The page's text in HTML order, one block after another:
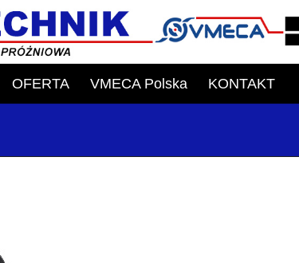
OFERTA VMECA Polska KONTAKT